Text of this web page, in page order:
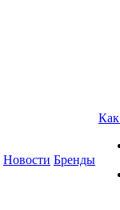
Новости Бренды